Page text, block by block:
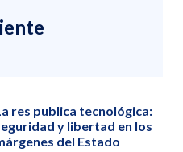
res publica tecnológica:
y libertad en los
del Estado